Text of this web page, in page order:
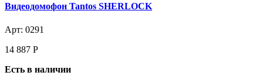
Видеодомофон Tantos SHERLOCK
Арт: 0291
14 887 Р
Есть в наличии